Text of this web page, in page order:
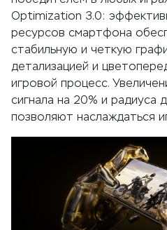
Optimization 3.0:
ресурсов смартфона
стабильную и четкую
детализацией и
игровой процесс.
сигнала на 20% и радиуса
позволяют наслаждаться